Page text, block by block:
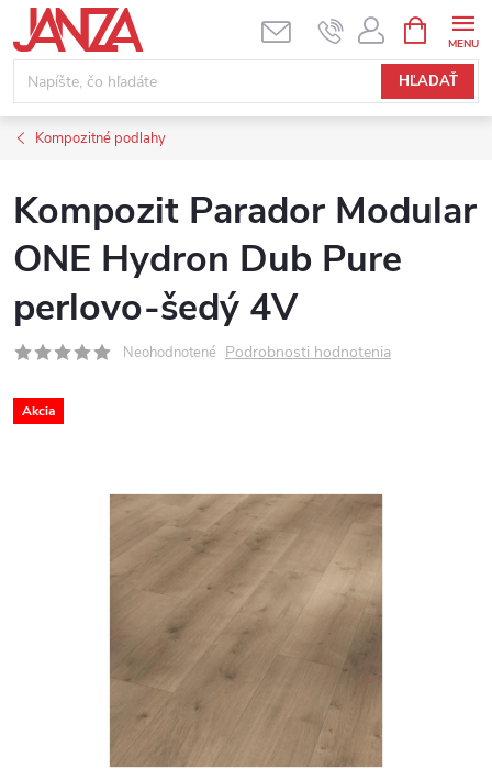
Prejsť na obsah
HĽADAŤ
Kompozitné podlahy
Kompozit Parador Modular
ONE Hydron Dub Pure
perlovo-šedý 4V
Neohodnotené Podrobnosti hodnotenia
Akcia